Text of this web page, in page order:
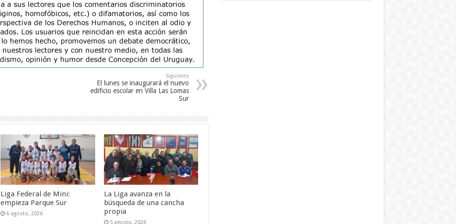
Siguiente
El lunes se inaugurará el nuevo
edificio escolar en Villa Las Lomas
Sur
Liga Federal de Mini:
empieza Parque Sur
6 agosto, 2026
La Liga avanza en la
búsqueda de una cancha
propia
5 agosto, 2026